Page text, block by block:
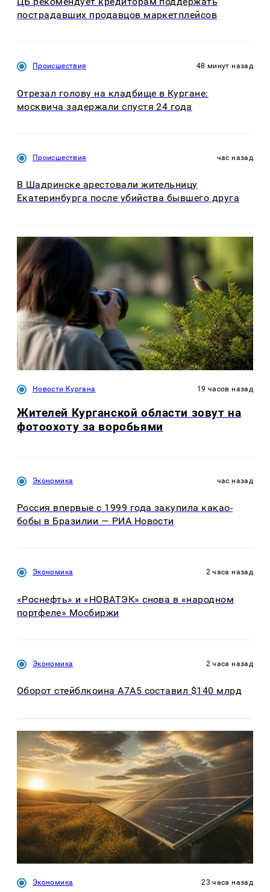
пострадавших продавцов маркетплейсов
Происшествия 48 минут назад
Отрезал голову на кладбище в Кургане:
москвича задержали спустя 24 года
Происшествия час назад
В Шадринске арестовали жительницу
Екатеринбурга после убийства бывшего друга
Новости Кургана 19 часов назад
Жителей Курганской области зовут на
фотоохоту за воробьями
Экономика час назад
Россия впервые с 1999 года закупила какао-
бобы в Бразилии — РИА Новости
Экономика 2 часа назад
«Роснефть» и «НОВАТЭК» снова в «народном
портфеле» Мосбиржи
Экономика 2 часа назад
Оборот стейблкоина А7А5 составил $140 млрд
Экономика 23 часа назад